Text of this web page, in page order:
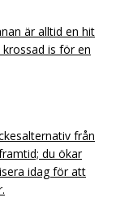
är alltid en hit
is för en
från
du ökar
idag för att